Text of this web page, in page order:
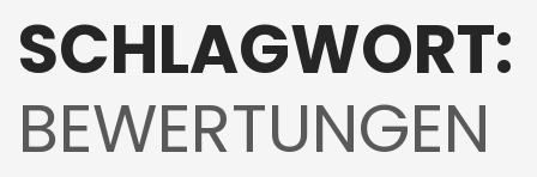
SCHLAGWORT:
BEWERTUNGEN